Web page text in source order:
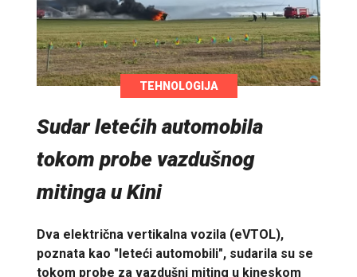
TEHNOLOGIJA
Sudar letećih automobila
tokom probe vazdušnog
mitinga u Kini
Dva električna vertikalna vozila (eVTOL),
poznata kao "leteći automobili", sudarila su se
tokom probe za vazdušni miting u kineskom